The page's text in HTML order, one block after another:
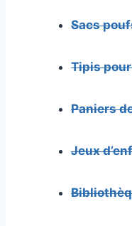
Sacs
Tipis
Paniers
Jeux